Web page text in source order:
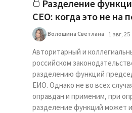
Разделение
CEO: когда это не на
Волошина Светлана 1 авг, 25
Авторитарный и
российском
разделению функций
ЕИО. Однако не во всех
оправдан и применим, при
разделение функций может